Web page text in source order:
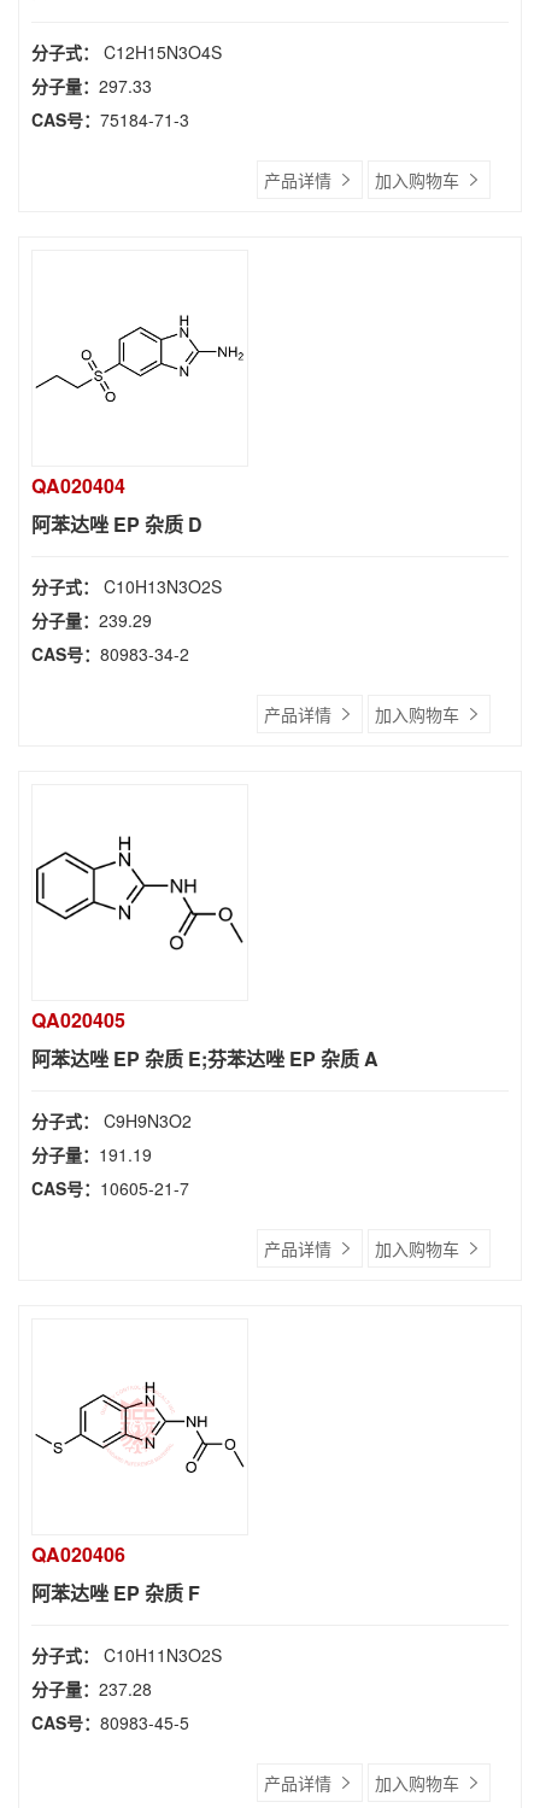
分子式： C12H15N3O4S
分子量： 297.33
CAS号： 75184-71-3
产品详情 加入购物车
QA020404
阿苯达唑 EP 杂质 D
分子式： C10H13N3O2S
分子量： 239.29
CAS号： 80983-34-2
产品详情 加入购物车
QA020405
阿苯达唑 EP 杂质 E;芬苯达唑 EP 杂质 A
分子式： C9H9N3O2
分子量： 191.19
CAS号： 10605-21-7
产品详情 加入购物车
QA020406
阿苯达唑 EP 杂质 F
分子式： C10H11N3O2S
分子量： 237.28
CAS号： 80983-45-5
产品详情 加入购物车